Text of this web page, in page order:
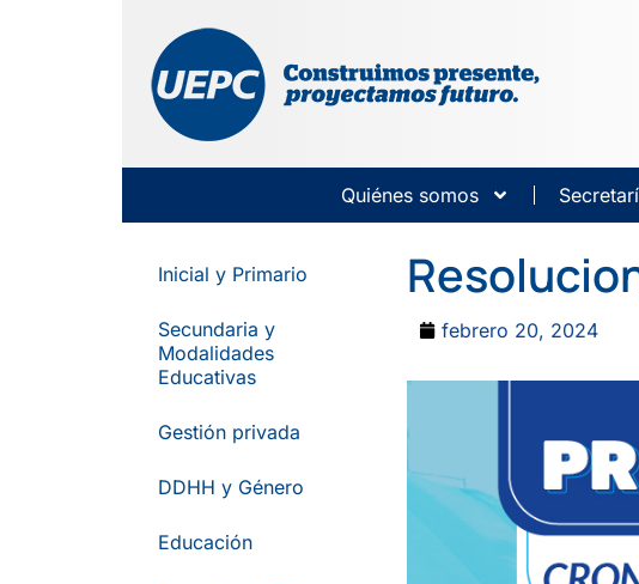
Quiénes somos
Inicial y Primario
Secundaria y
Modalidades
Educativas
Gestión privada
DDHH y Género
Educación
febrero 20, 2024